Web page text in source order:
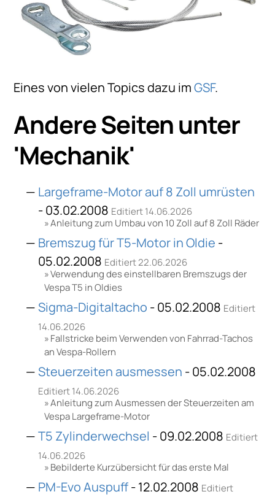
Eines von vielen Topics dazu imGSF.
Andere Seiten unter
'Mechanik'
Largeframe-Motor auf 8 Zoll umrüsten
- 03.02.2008 Editiert 14.06.2026
Anleitung zum Umbau von 10 Zoll auf 8 Zoll Räder
Bremszug für T5-Motor in Oldie -
05.02.2008 Editiert 22.06.2026
Verwendung des einstellbaren Bremszugs der
Vespa T5 in Oldies
Sigma-Digitaltacho - 05.02.2008 Editiert
14.06.2026
Fallstricke beim Verwenden von Fahrrad-Tachos
an Vespa-Rollern
Steuerzeiten ausmessen - 05.02.2008
Editiert 14.06.2026
Anleitung zum Ausmessen der Steuerzeiten am
Vespa Largeframe-Motor
T5 Zylinderwechsel - 09.02.2008 Editiert
14.06.2026
Bebilderte Kurzübersicht für das erste Mal
PM-Evo Auspuff- 12.02.2008 Editiert